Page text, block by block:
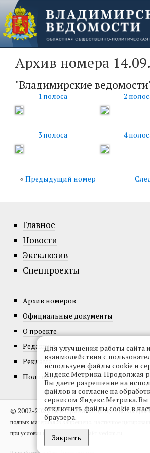
Архив номера
"Владимирские
1 полоса 2
3 полоса 4
« Предыдущий номер
Главное
Новости
Эксклюзив
Спецпроекты
Архив номеров
Официальные документы
О проекте
Редакция
Реклама
Подписка
© 2002-2026, Все права защищены.
полных материалов запрещено, частичное
при условии гиперссылки на сайт vedom.ru.
Для улучшения работы сайта
взаимодействия с
используем файлы cookie и
Яндекс.Метрика. Продолжая
Вы даете разрешение на
файлов и согласие на
сервисом Яндекс.Метрика. Вы
отключить файлы cookie в
браузера.
Закрыть